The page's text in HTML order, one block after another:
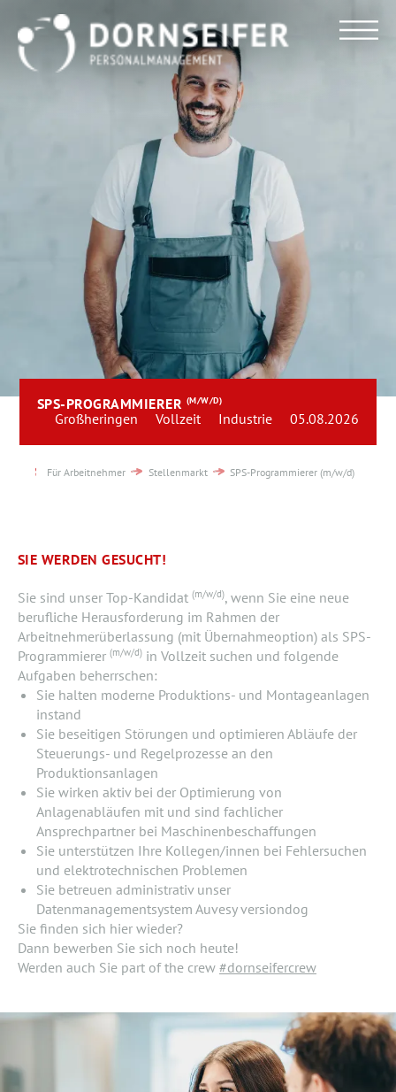
SPS-PROGRAMMIERER (M/W/D)
Großheringen Vollzeit Industrie 05.08.2026
Für Arbeitnehmer Stellenmarkt SPS-Programmierer (m/w/d)
SIE WERDEN GESUCHT!
Sie sind unser Top-Kandidat (m/w/d), wenn Sie eine neue
berufliche Herausforderung im Rahmen der
Arbeitnehmerüberlassung (mit Übernahmeoption) als SPS-
Programmierer (m/w/d) in Vollzeit suchen und folgende
Aufgaben beherrschen:
Sie halten moderne Produktions- und Montageanlagen
instand
Sie beseitigen Störungen und optimieren Abläufe der
Steuerungs- und Regelprozesse an den
Produktionsanlagen
Sie wirken aktiv bei der Optimierung von
Anlagenabläufen mit und sind fachlicher
Ansprechpartner bei Maschinenbeschaffungen
Sie unterstützen Ihre Kollegen/innen bei Fehlersuchen
und elektrotechnischen Problemen
Sie betreuen administrativ unser
Datenmanagementsystem Auvesy versiondog
Sie finden sich hier wieder?
Dann bewerben Sie sich noch heute!
Werden auch Sie part of the crew #dornseifercrew
Für Arbeitnehmer
Für Unternehmen
Dornseifer DNA
Referenzen
Stellenmarkt
Blog
Team